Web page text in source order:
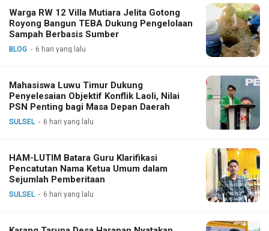
Warga RW 12 Villa Mutiara Jelita Gotong
Royong Bangun TEBA Dukung Pengelolaan
Sampah Berbasis Sumber
BLOG 6 hari yang lalu
Mahasiswa Luwu Timur Dukung
Penyelesaian Objektif Konflik Laoli, Nilai
PSN Penting bagi Masa Depan Daerah
SULSEL 6 hari yang lalu
HAM-LUTIM Batara Guru Klarifikasi
Pencatutan Nama Ketua Umum dalam
Sejumlah Pemberitaan
SULSEL 6 hari yang lalu